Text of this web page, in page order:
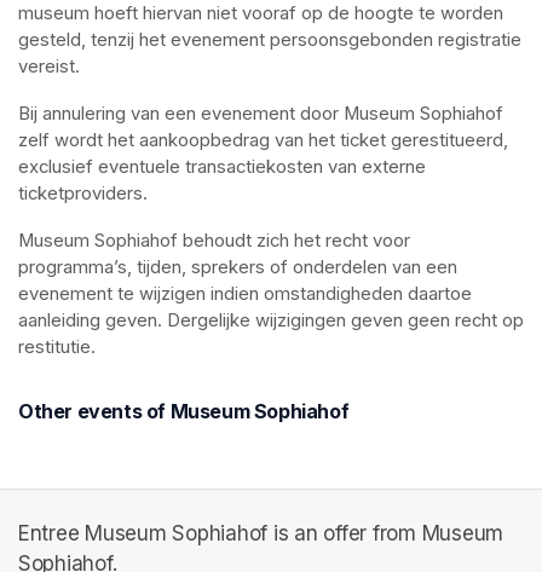
museum hoeft hiervan niet vooraf op de hoogte te worden
gesteld, tenzij het evenement persoonsgebonden registratie
vereist.
Bij annulering van een evenement door Museum Sophiahof
zelf wordt het aankoopbedrag van het ticket gerestitueerd,
exclusief eventuele transactiekosten van externe
ticketproviders.
Museum Sophiahof behoudt zich het recht voor
programma’s, tijden, sprekers of onderdelen van een
evenement te wijzigen indien omstandigheden daartoe
aanleiding geven. Dergelijke wijzigingen geven geen recht op
restitutie.
Other events of Museum Sophiahof
Entree Museum Sophiahof is an offer from Museum
Sophiahof.